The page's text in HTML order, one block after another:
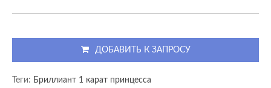
ДОБАВИТЬ К ЗАПРОСУ
Теги: Бриллиант 1 карат принцесса